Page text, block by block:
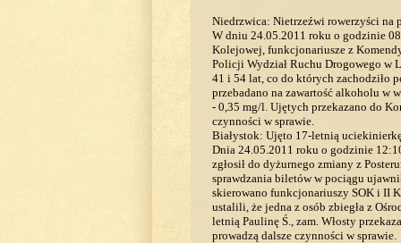
Niedrzwica: Nietrzeźwi rowerzyści na
W dniu 24.05.2011 roku o godzinie
Kolejowej, funkcjonariusze z
Policji Wydział Ruchu Drogowego
41 i 54 lat, co do których zachodziło
przebadano na zawartość alkoholu
- 0,35 mg/l. Ujętych przekazano do
czynności w sprawie.
Białystok: Ujęto 17-letnią
Dnia 24.05.2011 roku o godzinie
zgłosił do dyżurnego zmiany z
sprawdzania biletów w pociągu
skierowano funkcjonariuszy SOK i II
ustalili, że jedna z osób zbiegła z
letnią Paulinę Ś., zam. Włosty
prowadzą dalsze czynności w sprawie.